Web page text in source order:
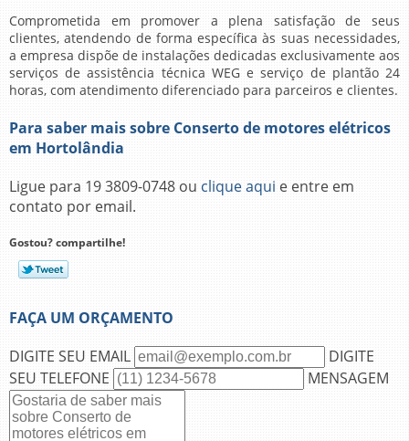
Comprometida em promover a plena satisfação de seus
clientes, atendendo de forma específica às suas necessidades,
a empresa dispõe de instalações dedicadas exclusivamente aos
serviços de assistência técnica WEG e serviço de plantão 24
horas, com atendimento diferenciado para parceiros e clientes.
Para saber mais sobre Conserto de motores elétricos
em Hortolândia
Ligue para 19 3809-0748 ou clique aqui e entre em
contato por email.
Gostou? compartilhe!
FAÇA UM ORÇAMENTO
DIGITE SEU EMAIL
DIGITE
SEU TELEFONE
MENSAGEM